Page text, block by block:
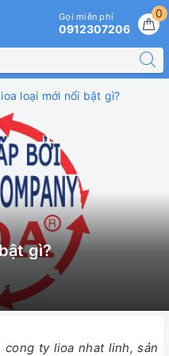
0
Gọi miễn phí
0912307206
loại mới nổi bật gì?
gì?
cong ty lioa nhat linh, sản